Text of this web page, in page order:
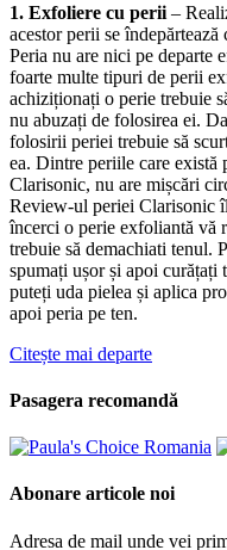
1. Exfoliere cu perii –
acestor perii se
Peria nu are nici pe departe
foarte multe tipuri de perii
achiziționați o perie trebuie
nu abuzați de folosirea ei.
folosirii periei trebuie să
ea. Dintre periile care există
Clarisonic, nu are mișcări
Review-ul periei Clarisonic
încerci o perie exfoliantă vă
trebuie să demachiati tenul.
spumați ușor și apoi curățați
puteți uda pielea și aplica
apoi peria pe ten.
Citește mai departe
Pasagera recomandă
Abonare articole noi
Adresa de mail unde vei